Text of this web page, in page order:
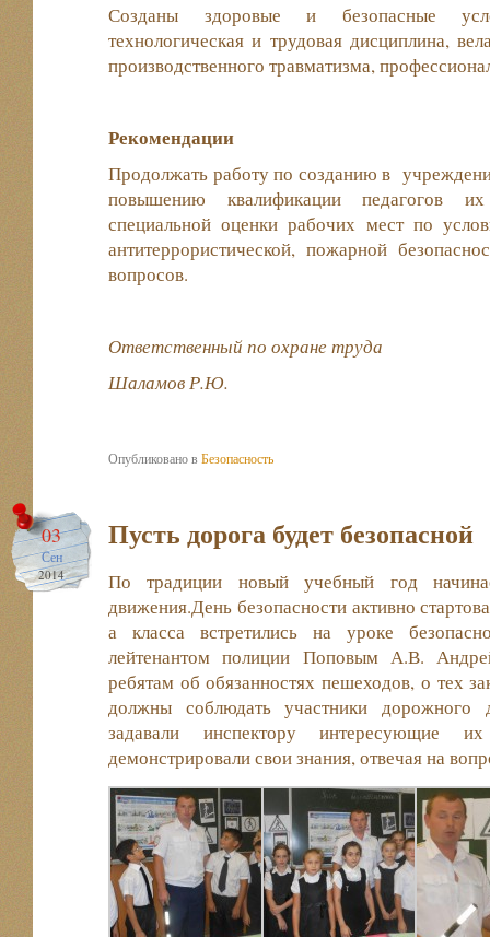
Созданы здоровые и безопасные
технологическая и трудовая дисциплина,
производственного травматизма,
Рекомендации
Продолжать работу по созданию в
повышению квалификации педагогов их
специальной оценки рабочих мест по
антитеррористической, пожарной
вопросов.
Ответственный по охране труда
Шаламов Р.Ю.
Опубликовано вБезопасность
03
Сен
2014
Пусть дорога будет безопасной
По традиции новый учебный год
движения.День безопасности активно
а класса встретились на уроке
лейтенантом полиции Поповым А.В.
ребятам об обязанностях пешеходов, о тех
должны соблюдать участники дорожного
задавали инспектору
демонстрировали свои знания, отвечая на